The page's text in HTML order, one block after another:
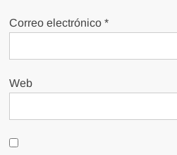
Correo electrónico*
Web